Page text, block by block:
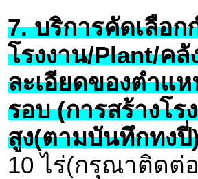
7. บริการคัดเลือ
โรงงาน/Plant/ค
ละเอียดของตำแ
รอบ (การสร้างโ
สูง(ตามบันทึกทงปี่
10 ไร่(กรุณาติดต่